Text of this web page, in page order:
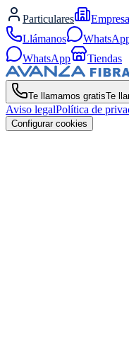
Particulares
Llámanos
WhatsApp
Tiendas
Te llamamos gratisTe
Aviso legalPolítica de
Configurar cookies